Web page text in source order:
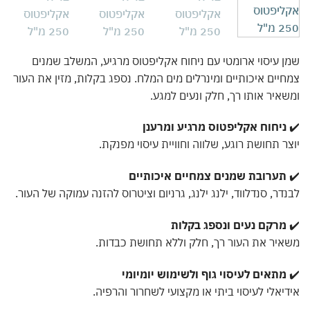
עיסוי ארומטי עם ניחוח אקליפטוס מרגיע, המשלב שמנים
איכותיים ומינרלים מים המלח. נספג בקלות, מזין את העור
אותו רך, חלק ונעים למגע.
ניחוח אקליפטוס מרגיע ומרענן
תחושת רוגע, שלווה וחוויית עיסוי מפנקת.
תערובת שמנים צמחיים איכותיים
סנדלווד, ילנג ילנג, גרניום וציטרוס להזנה עמוקה של העור.
מרקם נעים ונספג בקלות
את העור רך, חלק וללא תחושת כבדות.
מתאים לעיסוי גוף ולשימוש יומיומי
לעיסוי ביתי או מקצועי לשחרור והרפיה.